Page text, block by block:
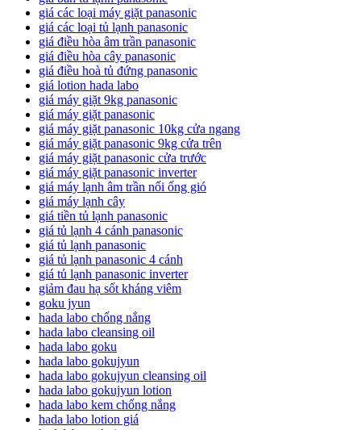
giá các loại máy giặt panasonic
giá các loại tủ lạnh panasonic
giá điều hòa âm trần panasonic
giá điều hòa cây panasonic
giá điều hoà tủ đứng panasonic
giá lotion hada labo
giá máy giặt 9kg panasonic
giá máy giặt panasonic
giá máy giặt panasonic 10kg cửa ngang
giá máy giặt panasonic 9kg cửa trên
giá máy giặt panasonic cửa trước
giá máy giặt panasonic inverter
giá máy lạnh âm trần nối ống gió
giá máy lạnh cây
giá tiền tủ lạnh panasonic
giá tủ lạnh 4 cánh panasonic
giá tủ lạnh panasonic
giá tủ lạnh panasonic 4 cánh
giá tủ lạnh panasonic inverter
giảm đau hạ sốt kháng viêm
goku jyun
hada labo chống nắng
hada labo cleansing oil
hada labo goku
hada labo gokujyun
hada labo gokujyun cleansing oil
hada labo gokujyun lotion
hada labo kem chống nắng
hada labo lotion giá